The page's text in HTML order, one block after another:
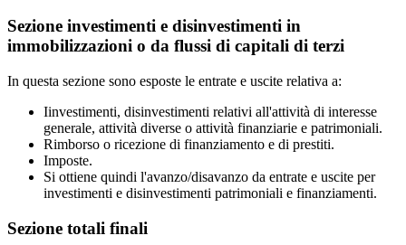
Sezione investimenti e disinvestimenti in
immobilizzazioni o da flussi di capitali di terzi
In questa sezione sono esposte le entrate e uscite relativa a:
Iinvestimenti, disinvestimenti relativi all'attività di interesse
generale, attività diverse o attività finanziarie e patrimoniali.
Rimborso o ricezione di finanziamento e di prestiti.
Imposte.
Si ottiene quindi l'avanzo/disavanzo da entrate e uscite per
investimenti e disinvestimenti patrimoniali e finanziamenti.
Sezione totali finali